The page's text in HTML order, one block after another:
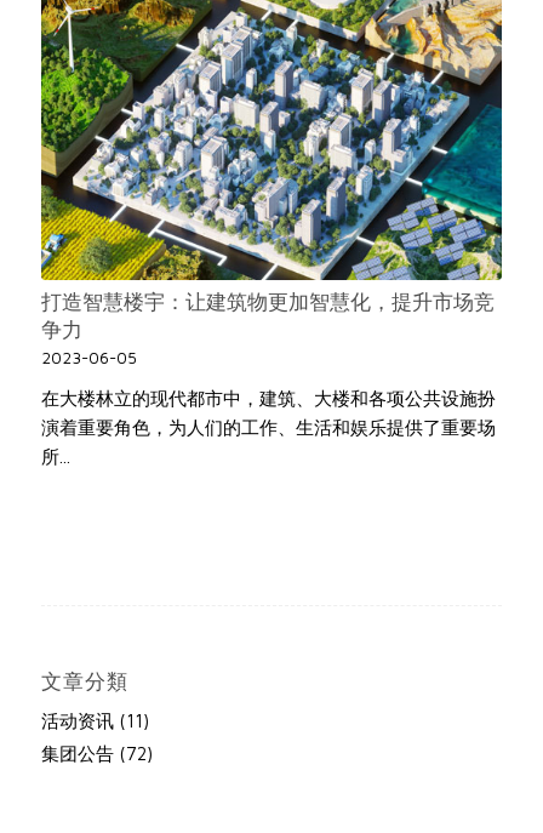
打造智慧楼宇：让建筑物更加智慧化，提升市场竞
争力
2023-06-05
在大楼林立的现代都市中，建筑、大楼和各项公共设施扮
演着重要角色，为人们的工作、生活和娱乐提供了重要场
所...
文章分類
活动资讯(11)
集团公告(72)